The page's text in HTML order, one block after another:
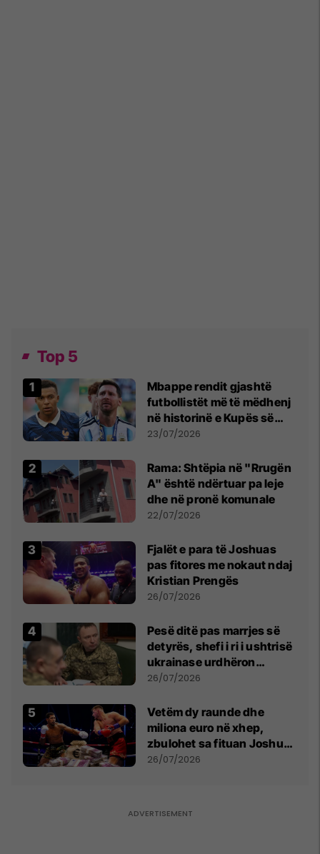
Top 5
Mbappe rendit gjashtë
futbollistët më të mëdhenj
në historinë e Kupës së
Botës, Messi mbetet i dyti
23/07/2026
Rama: Shtëpia në "Rrugën
A" është ndërtuar pa leje
dhe në pronë komunale
22/07/2026
Fjalët e para të Joshuas
pas fitores me nokaut ndaj
Kristian Prengës
26/07/2026
Pesë ditë pas marrjes së
detyrës, shefi i ri i ushtrisë
ukrainase urdhëron
kontroll të madh
26/07/2026
Vetëm dy raunde dhe
miliona euro në xhep,
zbulohet sa fituan Joshua
e Prenga
26/07/2026